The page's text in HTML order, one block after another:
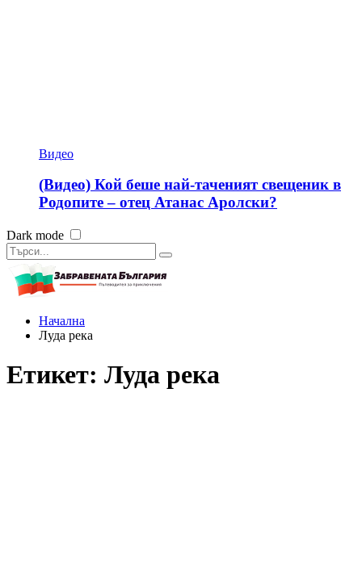
Видео
(Видео) Кой беше най-таченият свещеник в
Родопите – отец Атанас Аролски?
Dark mode
Начална
Луда река
Етикет: Луда река